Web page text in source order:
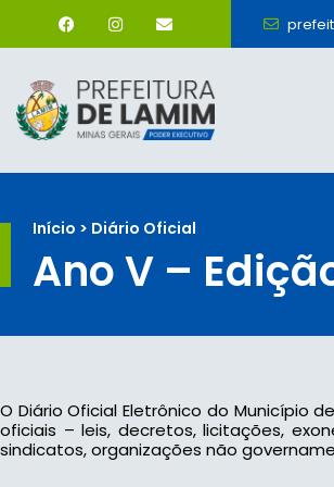
Início > Diário Oficial
Ano V –
O Diário Oficial Eletrônico do Município
oficiais – leis, decretos, licitações,
sindicatos, organizações não